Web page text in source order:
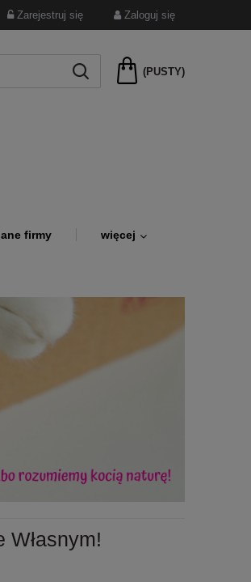
Zarejestruj się Zaloguj się
(PUSTY)
firmy więcej